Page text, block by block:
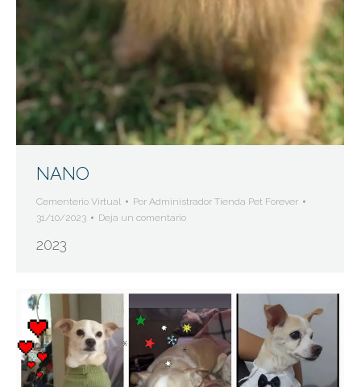
NANO
Cementerio Virtual Por Administrador Tienda Pet Forever
31/10/2023
Deja un comentario
2023